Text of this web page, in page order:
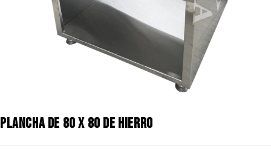
Plancha de 80 x 80 de Hierro